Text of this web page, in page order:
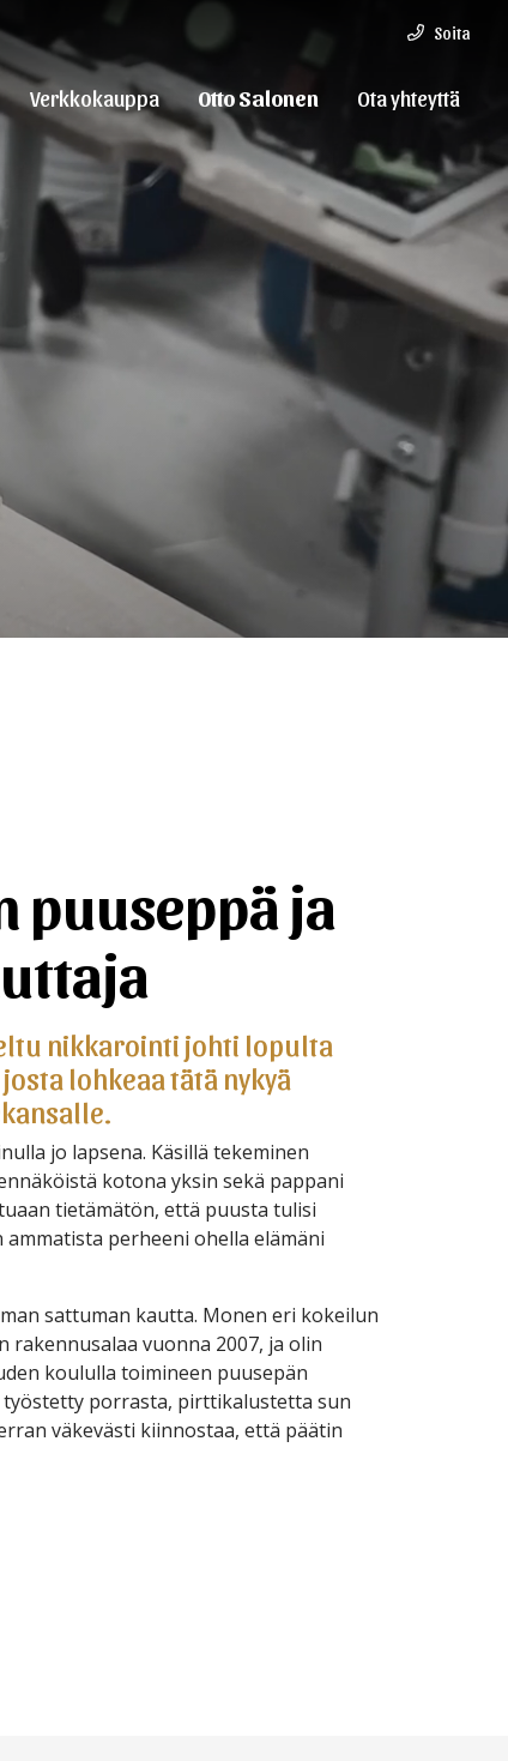
Soita
Verkkokauppa Otto Salonen Ota yhteyttä
puuseppä ja
nikkarointi johti lopulta
lohkeaa tätä nykyä
jo lapsena. Käsillä tekeminen
kotona yksin sekä pappani
tietämätön, että puusta tulisi
perheeni ohella elämäni
sattuman kautta. Monen eri kokeilun
rakennusalaa vuonna 2007, ja olin
koululla toimineen puusepän
porrasta, pirttikalustetta sun
väkevästi kiinnostaa, että päätin